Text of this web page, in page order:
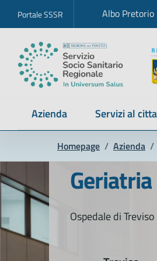
Portale SSSR Albo Pretorio
Azienda Servizi al
Homepage / Azienda /
Geriatria
Ospedale di Treviso